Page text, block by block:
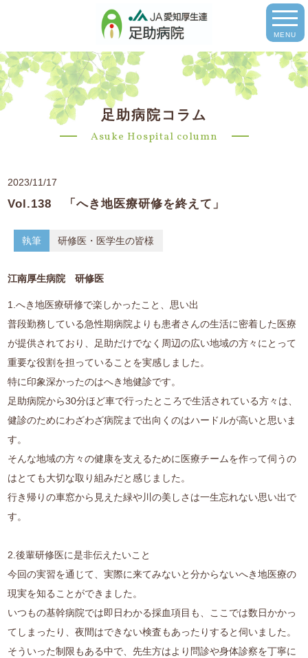
MENU
足助病院コラム
Asuke Hospital column
2023/11/17
Vol.138 「へき地医療研修を終えて」
執筆 研修医・医学生の皆様
江南厚生病院 研修医
1.へき地医療研修で楽しかったこと、思い出
普段勤務している急性期病院よりも患者さんの生活に密着した医療
が提供されており、足助だけでなく周辺の広い地域の方々にとって
重要な役割を担っていることを実感しました。
特に印象深かったのはへき地健診です。
足助病院から30分ほど車で行ったところで生活されている方々は、
健診のためにわざわざ病院まで出向くのはハードルが高いと思いま
す。
そんな地域の方々の健康を支えるために医療チームを作って伺うの
はとても大切な取り組みだと感じました。
行き帰りの車窓から見えた緑や川の美しさは一生忘れない思い出で
す。
2.後輩研修医に是非伝えたいこと
今回の実習を通じて、実際に来てみないと分からないへき地医療の
現実を知ることができました。
いつもの基幹病院では即日わかる採血項目も、ここでは数日かかっ
てしまったり、夜間はできない検査もあったりすると伺いました。
そういった制限もある中で、先生方はより問診や身体診察を丁寧に